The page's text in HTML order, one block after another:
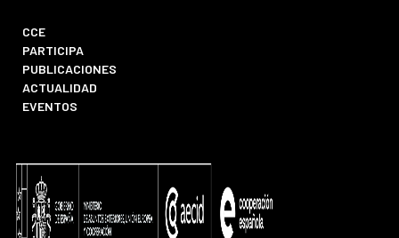
CCE
PARTICIPA
PUBLICACIONES
ACTUALIDAD
EVENTOS